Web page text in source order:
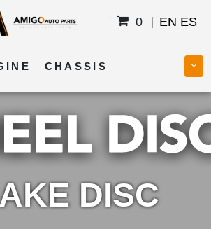
0 EN ES
CHASSIS
BODY
FUEL ELECTRICAL
DISC